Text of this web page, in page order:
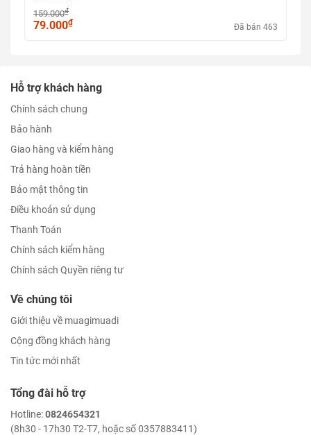
159.000₫
79.000₫ Đã bán 463
Hỗ trợ khách hàng
Chính sách chung
Bảo hành
Giao hàng và kiểm hàng
Trả hàng hoàn tiền
Bảo mật thông tin
Điều khoản sử dụng
Thanh Toán
Chính sách kiểm hàng
Chính sách Quyền riêng tư
Về chúng tôi
Giới thiệu về muagimuadi
Cộng đồng khách hàng
Tin tức mới nhất
Tổng đài hỗ trợ
Hotline:0824654321
(8h30 - 17h30 T2-T7, hoặc số 0357883411)